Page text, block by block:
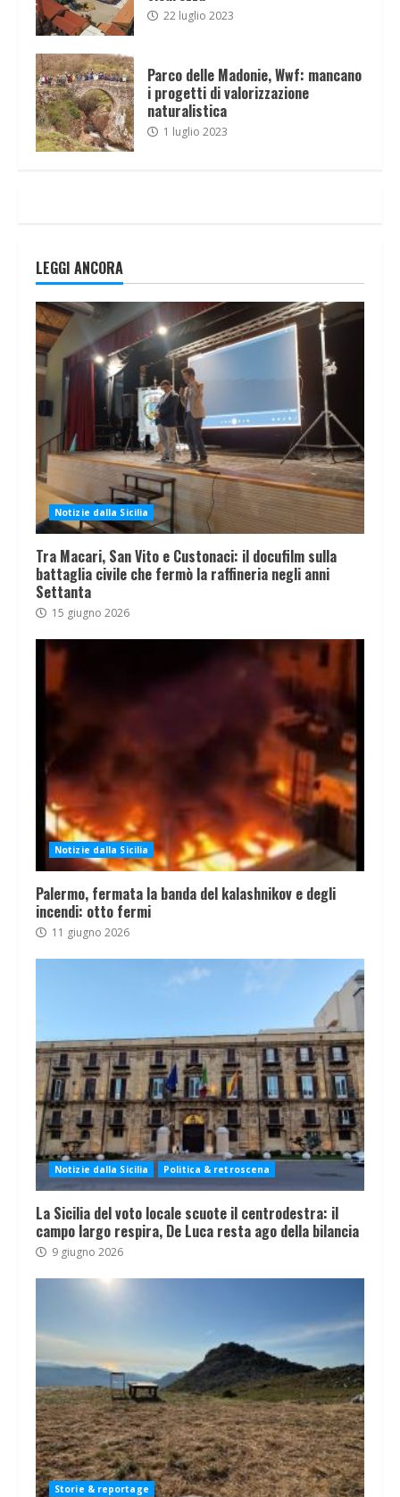
22 luglio 2023
Parco delle Madonie, Wwf: mancano
i progetti di valorizzazione
naturalistica
1 luglio 2023
LEGGI ANCORA
Notizie dalla Sicilia
Tra Macari, San Vito e Custonaci: il docufilm sulla
battaglia civile che fermò la raffineria negli anni
Settanta
15 giugno 2026
Notizie dalla Sicilia
Palermo, fermata la banda del kalashnikov e degli
incendi: otto fermi
11 giugno 2026
Notizie dalla Sicilia Politica & retroscena
La Sicilia del voto locale scuote il centrodestra: il
campo largo respira, De Luca resta ago della bilancia
9 giugno 2026
Storie & reportage